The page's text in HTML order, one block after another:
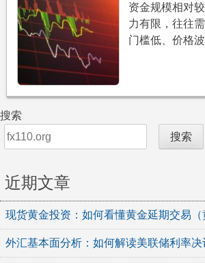
资金规模相对
力有限，往往
门槛低、价格
搜索
搜索
近期文章
现货黄金投资：如何看懂黄金延期交易（
外汇基本面分析：如何解读美联储利率